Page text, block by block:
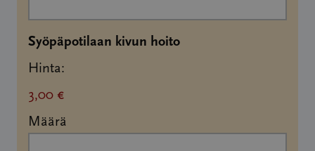
Syöpäpotilaan kivun hoitoMäärä
Hinta:
3,00 €
Määrä